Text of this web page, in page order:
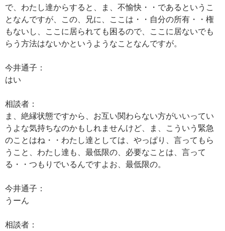
で、わたし達からすると、ま、不愉快・・であるというこ
となんですが、この、兄に、ここは・・自分の所有・・権
もないし、ここに居られても困るので、ここに居ないでも
らう方法はないかというようなことなんですが。
今井通子：
はい
相談者：
ま、絶縁状態ですから、お互い関わらない方がいいってい
うよな気持ちなのかもしれませんけど、ま、こういう緊急
のことはね・・わたし達としては、やっぱり、言ってもら
うこと、わたし達も、最低限の、必要なことは、言って
る・・つもりでいるんですよお、最低限の。
今井通子：
うーん
相談者：